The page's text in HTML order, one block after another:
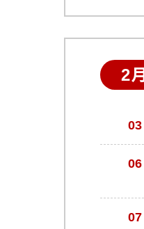
2月
03
06
07